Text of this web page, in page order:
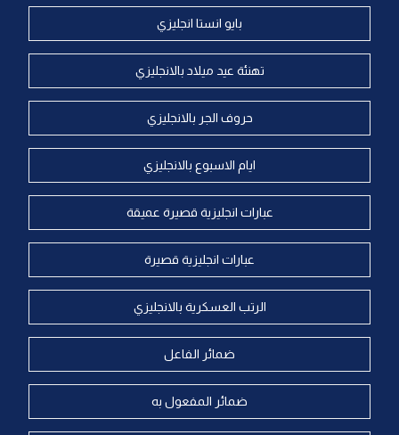
بايو انستا انجليزي
تهنئة عيد ميلاد بالانجليزي
حروف الجر بالانجليزي
ايام الاسبوع بالانجليزي
عبارات انجليزية قصيرة عميقة
عبارات انجليزية قصيرة
الرتب العسكرية بالانجليزي
ضمائر الفاعل
ضمائر المفعول به